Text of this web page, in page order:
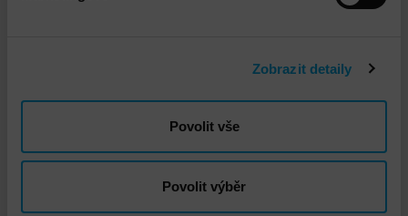
Zobrazit detaily
Povolit vše
Povolit výběr
Vladimír Havelka